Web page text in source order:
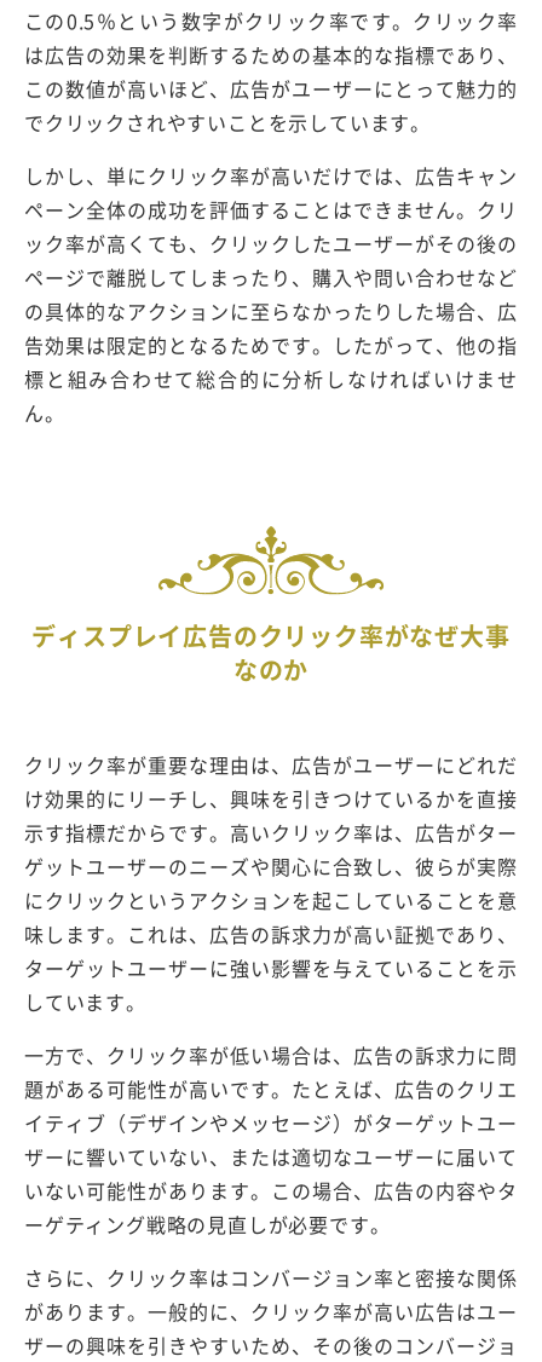
この0.5％という数字がクリック率です。クリック率
は広告の効果を判断するための基本的な指標であり、
この数値が高いほど、広告がユーザーにとって魅力的
でクリックされやすいことを示しています。
しかし、単にクリック率が高いだけでは、広告キャン
ペーン全体の成功を評価することはできません。クリ
ック率が高くても、クリックしたユーザーがその後の
ページで離脱してしまったり、購入や問い合わせなど
の具体的なアクションに至らなかったりした場合、広
告効果は限定的となるためです。したがって、他の指
標と組み合わせて総合的に分析しなければいけませ
ん。
ディスプレイ広告のクリック率がなぜ大事
なのか
クリック率が重要な理由は、広告がユーザーにどれだ
け効果的にリーチし、興味を引きつけているかを直接
示す指標だからです。高いクリック率は、広告がター
ゲットユーザーのニーズや関心に合致し、彼らが実際
にクリックというアクションを起こしていることを意
味します。これは、広告の訴求力が高い証拠であり、
ターゲットユーザーに強い影響を与えていることを示
しています。
一方で、クリック率が低い場合は、広告の訴求力に問
題がある可能性が高いです。たとえば、広告のクリエ
イティブ（デザインやメッセージ）がターゲットユー
ザーに響いていない、または適切なユーザーに届いて
いない可能性があります。この場合、広告の内容やタ
ーゲティング戦略の見直しが必要です。
さらに、クリック率はコンバージョン率と密接な関係
があります。一般的に、クリック率が高い広告はユー
ザーの興味を引きやすいため、その後のコンバージョ